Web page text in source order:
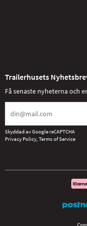
Trailerhusets
Få senaste nyheterna och
Skyddad av Google reCAPTCHA
Privacy Policy, Terms of Service